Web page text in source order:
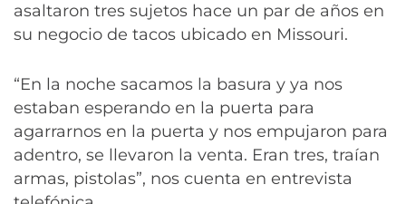
asaltaron tres sujetos hace un par de años en
su negocio de tacos ubicado en Missouri.
“En la noche sacamos la basura y ya nos
estaban esperando en la puerta para
agarrarnos en la puerta y nos empujaron para
adentro, se llevaron la venta. Eran tres, traían
armas, pistolas”, nos cuenta en entrevista